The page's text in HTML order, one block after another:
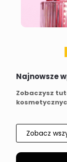
Najnowsze
Zobaczysz
Zobacz